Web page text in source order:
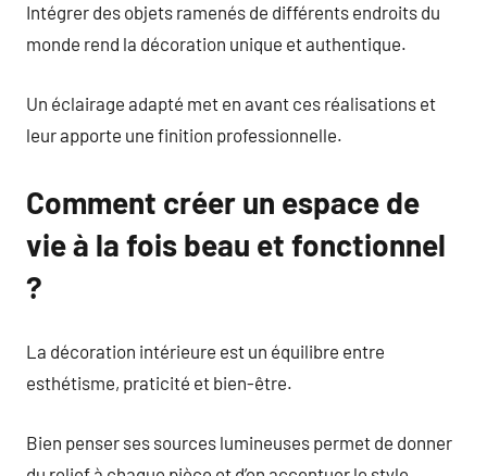
Intégrer des objets ramenés de différents endroits du
monde rend la décoration unique et authentique.
Un éclairage adapté met en avant ces réalisations et
leur apporte une finition professionnelle.
Comment créer un espace de
vie à la fois beau et fonctionnel
?
La décoration intérieure est un équilibre entre
esthétisme, praticité et bien-être.
Bien penser ses sources lumineuses permet de donner